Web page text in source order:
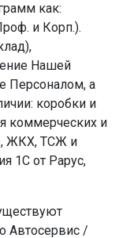
как:
и Корп.).
Нашей
Персоналом, а
коробки и
коммерческих и
ЖКХ, ТСЖ и
1С от Рарус,
Автосервис /